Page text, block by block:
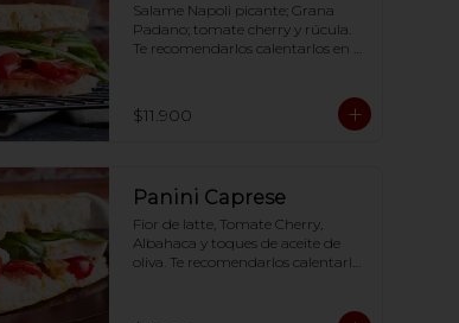
Salame Napoli picante; Grana
Padano; tomate cherry y rúcula.
Te recomendarlos calentarlos en
crocancia óptima ;)
$11.900
Panini Caprese
Fior de latte, Tomate Cherry,
Albahaca y toques de aceite de
oliva. Te recomendarlos calentarlos
crocancia óptima ;)